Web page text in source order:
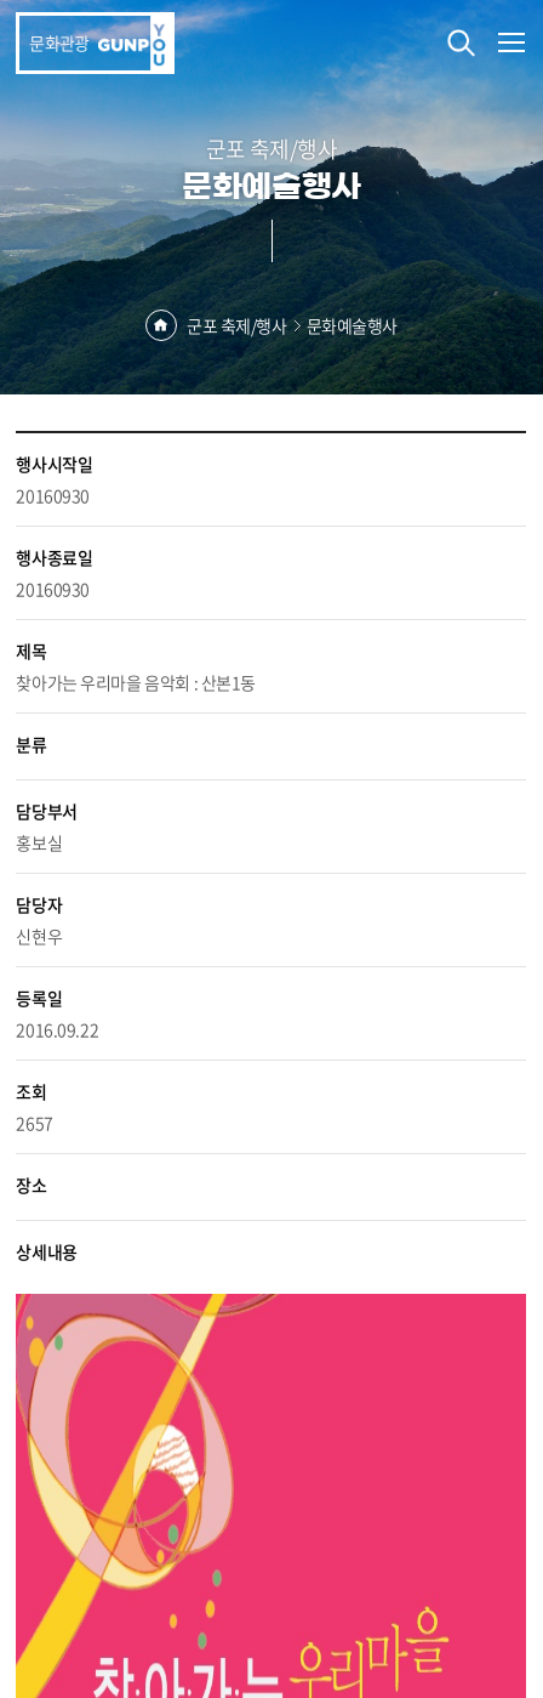
본문 바로가기
문화관광
군포 축제/행사
문화예술행사
군포 축제/행사 문화예술행사
행사시작일
20160930
행사종료일
20160930
제목
찾아가는 우리마을 음악회 : 산본1동
분류
담당부서
홍보실
담당자
신현우
등록일
2016.09.22
조회
2657
장소
상세내용